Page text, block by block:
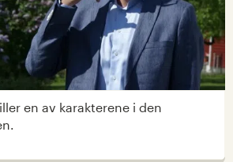
en av karakterene i den